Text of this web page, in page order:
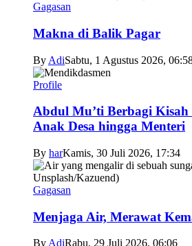
Gagasan
Makna di Balik Pagar
By AdiSabtu, 1 Agustus 2026,
Profile
Abdul Mu’ti Berbagi
Anak Desa hingga Menteri
By harKamis, 30 Juli 2026, 17:34
Gagasan
Menjaga Air, Merawat
ByAdiRabu, 29 Juli 2026, 06:06